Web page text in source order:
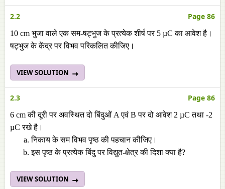
2.2 Page 86
10 cm भुजा वाले एक सम-षट्भुज के प्रत्येक शीर्ष पर 5 µC का आवेश है।
षट्भुज के केंद्र पर विभव परिकलित कीजिए।
VIEW SOLUTION
2.3 Page 86
6 cm की दूरी पर अवस्थित दो बिंदुओं A एवं B पर दो आवेश 2 µC तथा -2
µC रखे है।
निकाय के सम विभव पृष्ठ की पहचान कीजिए।
इस पृष्ठ के प्रत्येक बिंदु पर विद्युत-क्षेत्र की दिशा क्या है?
VIEW SOLUTION